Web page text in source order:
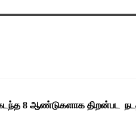
8 ஆண்டுகளாக திறன்பட